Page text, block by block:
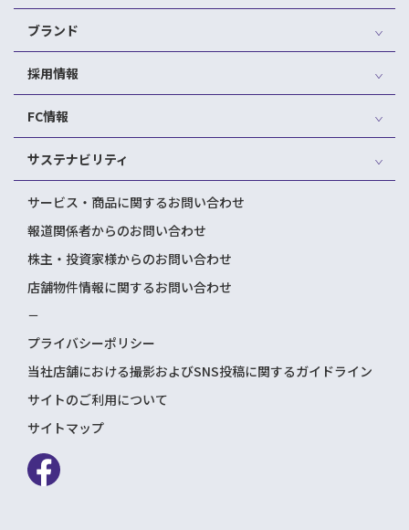
ブランド
採用情報
FC情報
サステナビリティ
サービス・商品に関するお問い合わせ
報道関係者からのお問い合わせ
株主・投資家様からのお問い合わせ
店舗物件情報に関するお問い合わせ
－
プライバシーポリシー
当社店舗における撮影およびSNS投稿に関するガイドライン
サイトのご利用について
サイトマップ